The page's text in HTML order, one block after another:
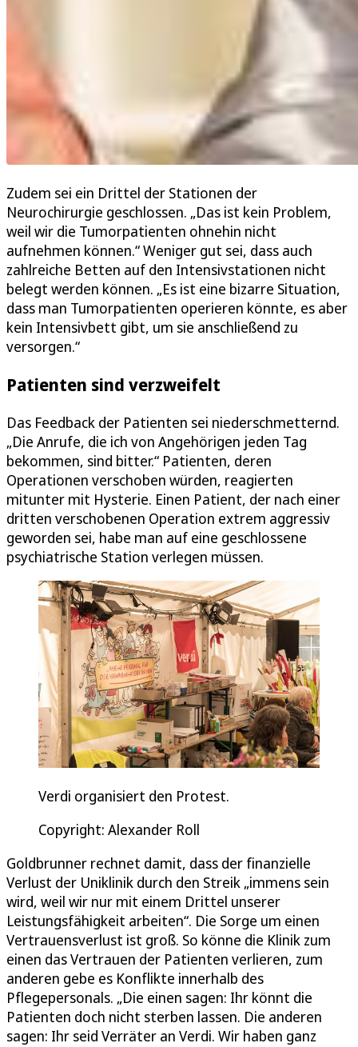
Zudem sei ein Drittel der Stationen der
Neurochirurgie geschlossen. „Das ist kein Problem,
weil wir die Tumorpatienten ohnehin nicht
aufnehmen können.“ Weniger gut sei, dass auch
zahlreiche Betten auf den Intensivstationen nicht
belegt werden können. „Es ist eine bizarre Situation,
dass man Tumorpatienten operieren könnte, es aber
kein Intensivbett gibt, um sie anschließend zu
versorgen.“
Patienten sind verzweifelt
Das Feedback der Patienten sei niederschmetternd.
„Die Anrufe, die ich von Angehörigen jeden Tag
bekommen, sind bitter.“ Patienten, deren
Operationen verschoben würden, reagierten
mitunter mit Hysterie. Einen Patient, der nach einer
dritten verschobenen Operation extrem aggressiv
geworden sei, habe man auf eine geschlossene
psychiatrische Station verlegen müssen.
Verdi organisiert den Protest.
Copyright: Alexander Roll
Goldbrunner rechnet damit, dass der finanzielle
Verlust der Uniklinik durch den Streik „immens sein
wird, weil wir nur mit einem Drittel unserer
Leistungsfähigkeit arbeiten“. Die Sorge um einen
Vertrauensverlust ist groß. So könne die Klinik zum
einen das Vertrauen der Patienten verlieren, zum
anderen gebe es Konflikte innerhalb des
Pflegepersonals. „Die einen sagen: Ihr könnt die
Patienten doch nicht sterben lassen. Die anderen
sagen: Ihr seid Verräter an Verdi. Wir haben ganz